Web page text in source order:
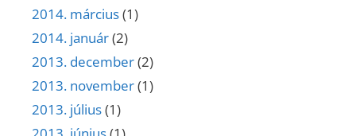
2014. március(1)
2014. január(2)
2013. december(2)
2013. november(1)
2013. július(1)